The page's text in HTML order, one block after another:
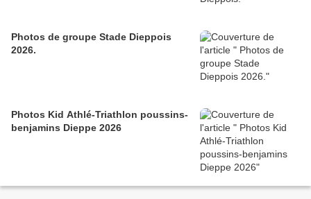
Photos de groupe Stade Dieppois
2026.
Photos Kid Athlé-Triathlon poussins-
benjamins Dieppe 2026